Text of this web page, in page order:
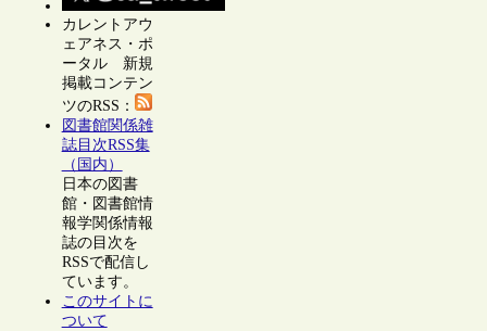
カレントアウ
ェアネス・ポ
ータル 新規
掲載コンテン
ツのRSS：
図書館関係雑
誌目次RSS集
（国内）
日本の図書
館・図書館情
報学関係情報
誌の目次を
RSSで配信し
ています。
このサイトに
ついて